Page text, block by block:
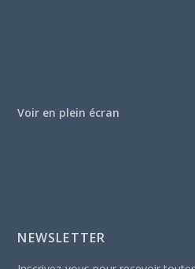
Voir en plein écran
NEWSLETTER